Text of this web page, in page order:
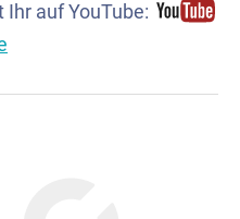
auf YouTube: